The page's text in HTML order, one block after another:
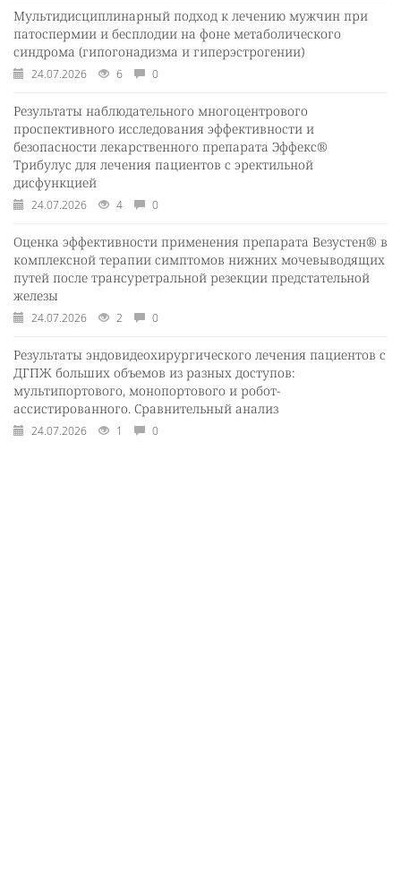
Мультидисциплинарный подход к лечению мужчин при
патоспермии и бесплодии на фоне метаболического
синдрома (гипогонадизма и гиперэстрогении)
24.07.2026 6 0
Результаты наблюдательного многоцентрового
проспективного исследования эффективности и
безопасности лекарственного препарата Эффекс®
Трибулус для лечения пациентов с эректильной
дисфункцией
24.07.2026 4 0
Оценка эффективности применения препарата Везустен® в
комплексной терапии симптомов нижних мочевыводящих
путей после трансуретральной резекции предстательной
железы
24.07.2026 2 0
Результаты эндовидеохирургического лечения пациентов с
ДГПЖ больших объемов из разных доступов:
мультипортового, монопортового и робот-
ассистированного. Сравнительный анализ
24.07.2026 1 0